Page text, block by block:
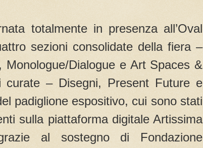
totalmente in presenza all’Oval
sezioni consolidate della fiera –
Dialogue e Art Spaces &
– Disegni, Present Future e
padiglione espositivo, cui sono stati
sulla piattaforma digitale Artissima
al sostegno di Fondazione